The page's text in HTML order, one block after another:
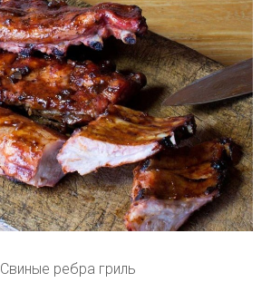
Свиные ребра гриль